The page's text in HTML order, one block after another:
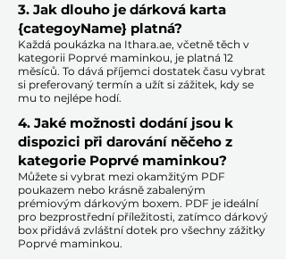
3. Jak dlouho je dárková karta
{categoyName} platná?
Každá poukázka na Ithara.ae, včetně těch v
kategorii Poprvé maminkou, je platná 12
měsíců. To dává příjemci dostatek času vybrat
si preferovaný termín a užít si zážitek, kdy se
mu to nejlépe hodí.​
4. Jaké možnosti dodání jsou k
dispozici při darování něčeho z
kategorie Poprvé maminkou?
Můžete si vybrat mezi okamžitým PDF
poukazem nebo krásně zabaleným
prémiovým dárkovým boxem. PDF je ideální
pro bezprostřední příležitosti, zatímco dárkový
box přidává zvláštní dotek pro všechny zážitky
Poprvé maminkou.​